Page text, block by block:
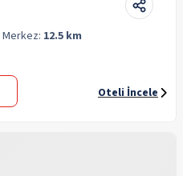
Merkez: 12.5 km
Oteli İncele